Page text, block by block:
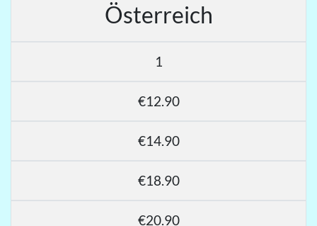
Österreich
1
€12.90
€14.90
€18.90
€20.90